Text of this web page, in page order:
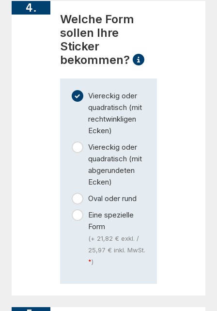
4.
Welche Form
sollen Ihre
Sticker
bekommen?
Viereckig oder
quadratisch (mit
rechtwinkligen
Ecken)
Viereckig oder
quadratisch (mit
abgerundeten
Ecken)
Oval oder rund
Eine spezielle
Form
(+ 21,82 € exkl. /
25,97 € inkl. MwSt.
)